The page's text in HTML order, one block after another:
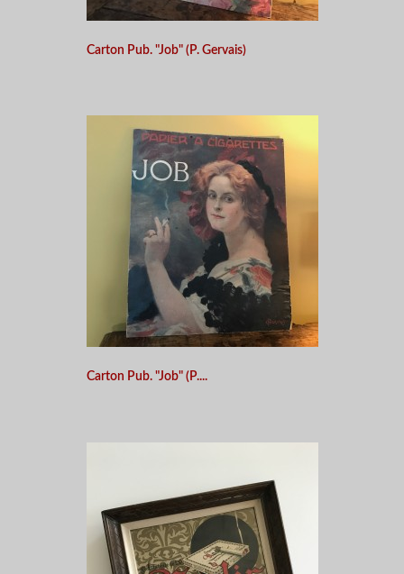
Carton Pub. "Job" (P. Gervais)
Carton Pub. "Job" (P....